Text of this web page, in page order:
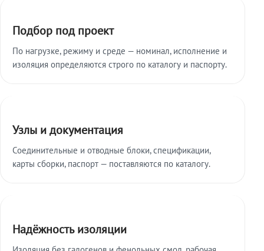
Подбор под проект
По нагрузке, режиму и среде — номинал, исполнение и
изоляция определяются строго по каталогу и паспорту.
Узлы и документация
Соединительные и отводные блоки, спецификации,
карты сборки, паспорт — поставляются по каталогу.
Надёжность изоляции